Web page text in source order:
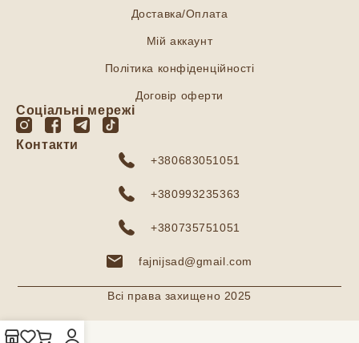
Доставка/Оплата
Мій аккаунт
Політика конфіденційності
Договір оферти
Соціальні мережі
Контакти
+380683051051
+380993235363
+380735751051
fajnijsad@gmail.com
Всі права захищено 2025